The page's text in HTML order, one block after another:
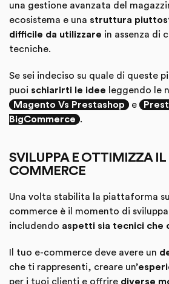
una gestione avanzata del
ecosistema e una struttura
difficile da utilizzare in assenza di
tecniche.
Se sei indeciso su quale di queste
puoi schiarirti le idee
leggendo le
Magento Vs Prestashop
e
BigCommerce .
SVILUPPA E OTTIMIZZA IL
COMMERCE
Una volta stabilita la piattaforma
commerce è il momento di
includendo aspetti sia tecnici che
Il tuo e-commerce deve avere un
che ti rappresenti, creare un’
per i tuoi clienti e offrire diverse